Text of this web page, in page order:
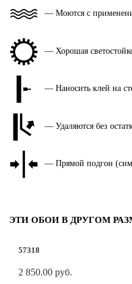
— Моются с
— Хорошая
— Наносить клей на
— Удаляются без
— Прямой подгон
ЭТИ ОБОИ В ДРУГОМ
57318
2 850.00 руб.